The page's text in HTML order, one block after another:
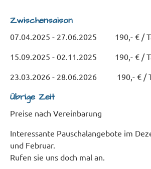
Zwischensaison
07.04.2025 - 27.06.2025 190,- € /
15.09.2025 - 02.11.2025 190,- € /
23.03.2026 - 28.06.2026 190,- € /
Übrige Zeit
Preise nach Vereinbarung
Interessante Pauschalangebote im
und Februar.
Rufen sie uns doch mal an.